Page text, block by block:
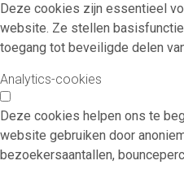
Deze cookies zijn essentieel
website. Ze stellen
toegang tot beveiligde delen
Analytics-cookies
Deze cookies helpen ons te
website gebruiken door
bezoekersaantallen,